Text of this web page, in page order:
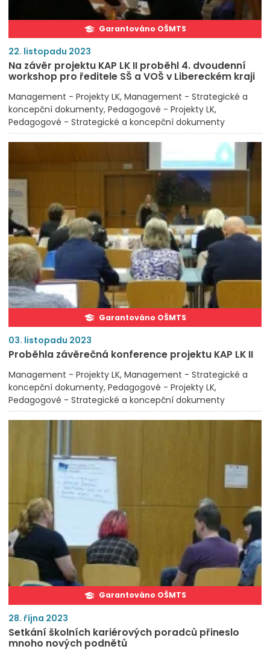
Garantováno OŠMTS
22. listopadu 2023
Na závěr projektu KAP LK II proběhl 4. dvoudenní
workshop pro ředitele SŠ a VOŠ v Libereckém kraji
Management - Projekty LK Management - Strategické a
koncepční dokumenty Pedagogové - Projekty LK
Pedagogové - Strategické a koncepční dokumenty
Garantováno OŠMTS
03. listopadu 2023
Proběhla závěrečná konference projektu KAP LK II
Management - Projekty LK Management - Strategické a
koncepční dokumenty Pedagogové - Projekty LK
Pedagogové - Strategické a koncepční dokumenty
Garantováno OŠMTS
28. října 2023
Setkání školních kariérových poradců přineslo
mnoho nových podnětů